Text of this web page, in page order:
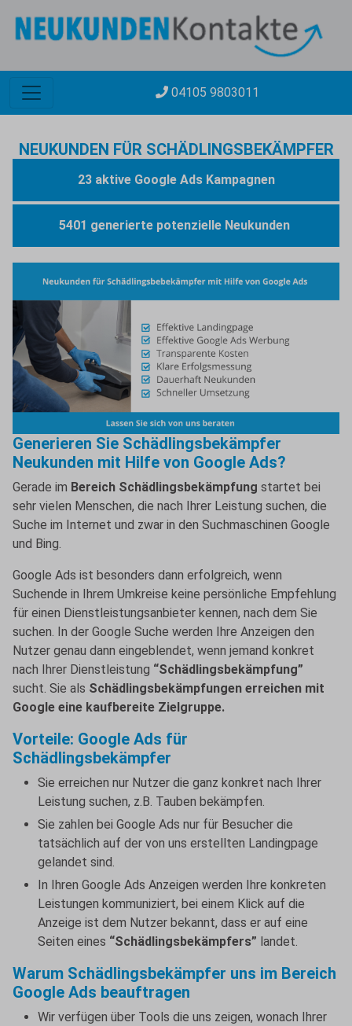
04105 9803011
NEUKUNDEN FÜR SCHÄDLINGSBEKÄMPFER
23 aktive Google Ads Kampagnen
5401 generierte potenzielle Neukunden
Generieren Sie Schädlingsbekämpfer
Neukunden mit Hilfe von Google Ads?
Gerade im Bereich Schädlingsbekämpfung startet bei
sehr vielen Menschen, die nach Ihrer Leistung suchen, die
Suche im Internet und zwar in den Suchmaschinen Google
und Bing.
Google Ads ist besonders dann erfolgreich, wenn
Suchende in Ihrem Umkreise keine persönliche Empfehlung
für einen Dienstleistungsanbieter kennen, nach dem Sie
suchen. In der Google Suche werden Ihre Anzeigen den
Nutzer genau dann eingeblendet, wenn jemand konkret
nach Ihrer Dienstleistung “Schädlingsbekämpfung”
sucht. Sie als Schädlingsbekämpfungen erreichen mit
Google eine kaufbereite Zielgruppe.
Vorteile: Google Ads für
Schädlingsbekämpfer
Sie erreichen nur Nutzer die ganz konkret nach Ihrer
Leistung suchen, z.B. Tauben bekämpfen.
Sie zahlen bei Google Ads nur für Besucher die
tatsächlich auf der von uns erstellten Landingpage
gelandet sind.
In Ihren Google Ads Anzeigen werden Ihre konkreten
Leistungen kommuniziert, bei einem Klick auf die
Anzeige ist dem Nutzer bekannt, dass er auf eine
Seiten eines “Schädlingsbekämpfers” landet.
Warum Schädlingsbekämpfer uns im Bereich
Google Ads beauftragen
Wir verfügen über Tools die uns zeigen, wonach Ihrer